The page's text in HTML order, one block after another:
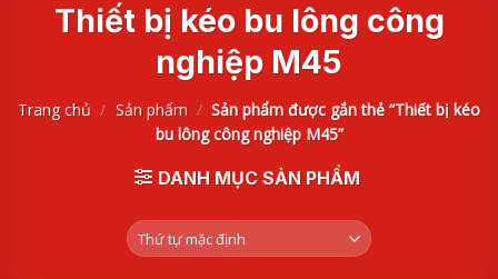
Thiết bị kéo bu lông công
nghiệp M45
Trang chủ / Sản phẩm / Sản phẩm được gắn thẻ “Thiết bị kéo
bu lông công nghiệp M45”
DANH MỤC SẢN PHẨM